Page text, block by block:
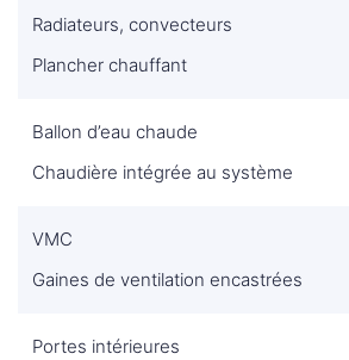
Radiateurs, convecteurs
Plancher chauffant
Ballon d’eau chaude
Chaudière intégrée au système
VMC
Gaines de ventilation encastrées
Portes intérieures